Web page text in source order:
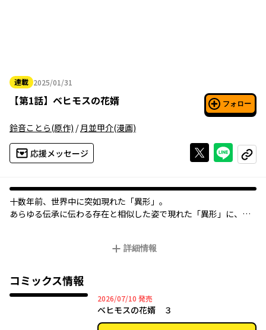
連載 2025/01/31
2025年01月31日
【第1話】 ベヒモスの花婿 フォロー
鈴音ことら(原作) /月並甲介(漫画)
応援メッセージ Xで投稿する
ライン
コピー
十数年前、世界中に突如現れた「異形」。
あらゆる伝承に伝わる存在と相似した姿で現れた「異形」に、
少年「統十郎」は、
とある仕事で伝承の中でも名高き神獣「ベヒモス」と遭遇する。
しかしベヒモスは「異形」でありながら、その名にそぐわぬ美し
い容姿の人の姿をしていた。
詳細情報
コミックス情報
2026/07/10 2026年07月10日
発売
ベヒモスの花婿 ３